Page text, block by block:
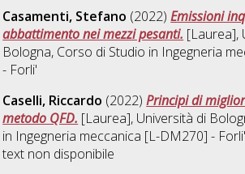
Casamenti, Stefano (2022)Emissioni
abbattimento nei mezzi pesanti. [Laurea],
Bologna, Corso di Studio in Ingegneria
- Forli'
Caselli, Riccardo (2022)Principi di
metodo QFD. [Laurea], Università di
in Ingegneria meccanica [L-DM270] - Forli'
text non disponibile